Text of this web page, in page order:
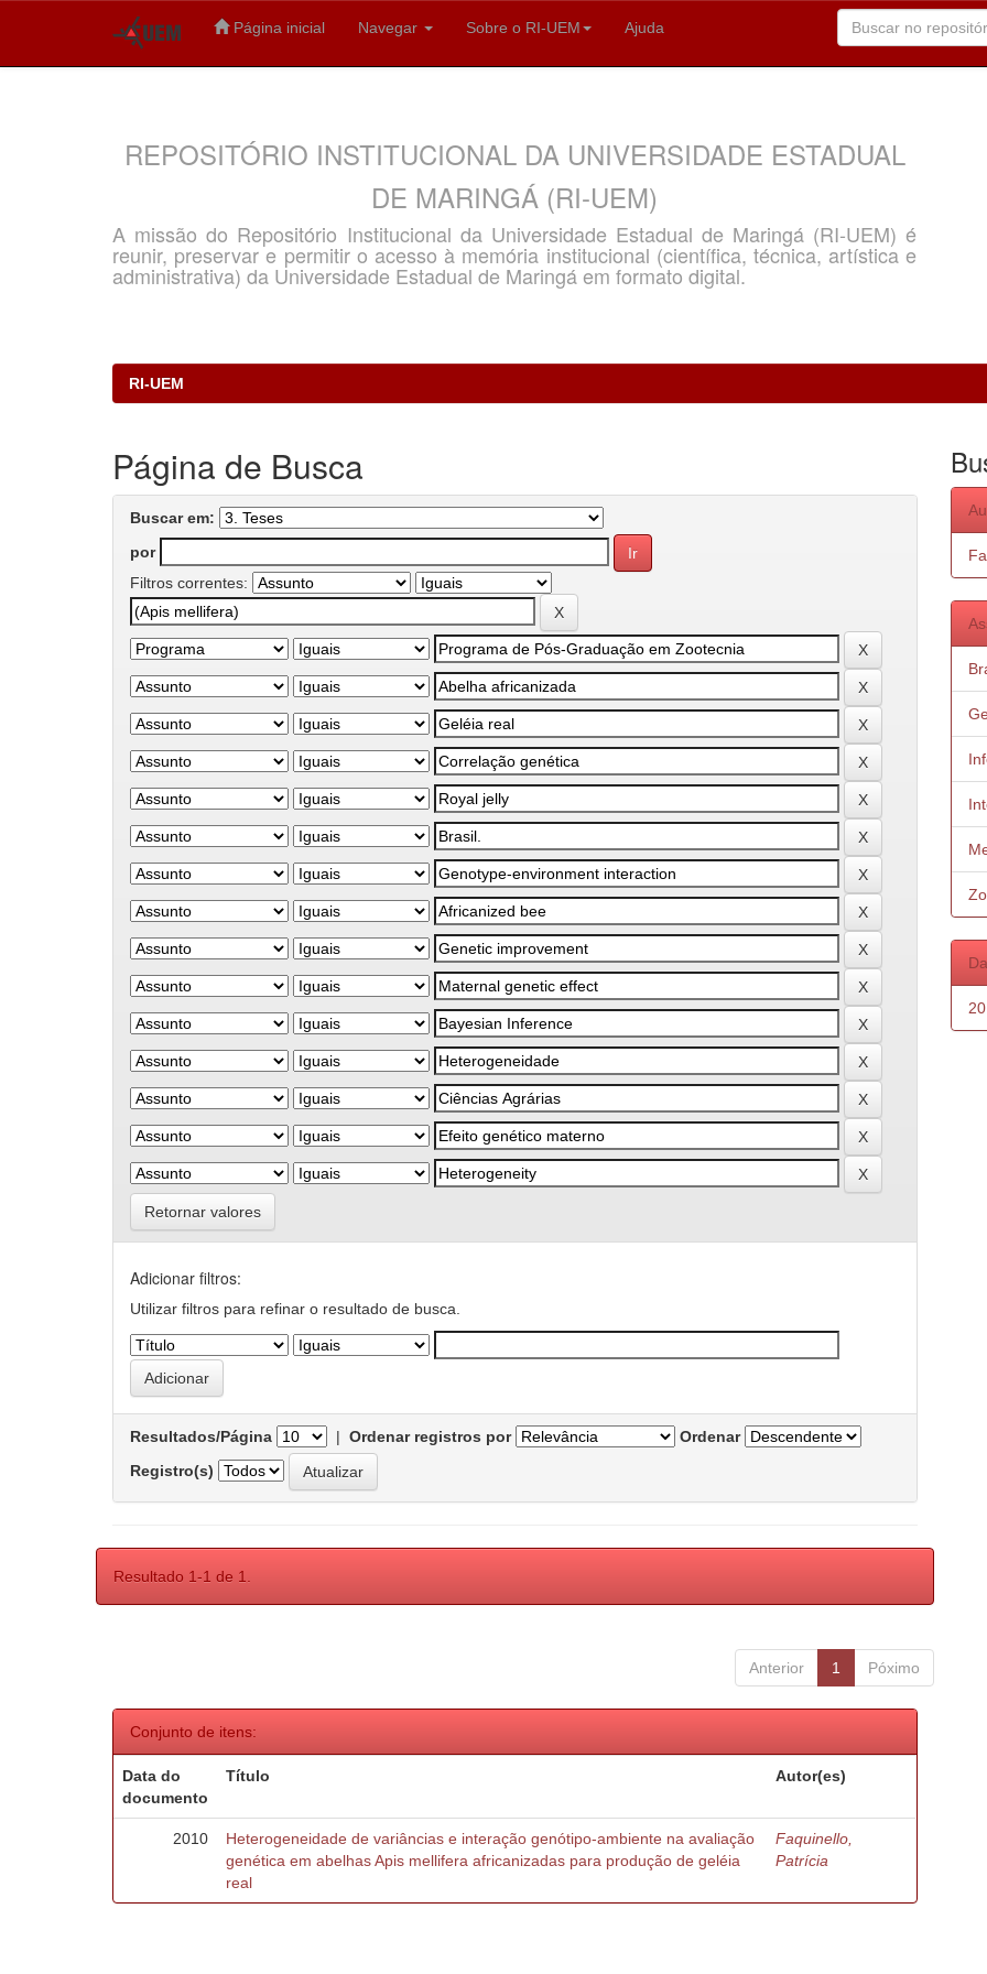
Página inicial Navegar Sobre o RI-UEM Ajuda
REPOSITÓRIO INSTITUCIONAL DA UNIVERSIDADE ESTADUAL
DE MARINGÁ (RI-UEM)
A missão do Repositório Institucional da Universidade Estadual de Maringá (RI-UEM) é
reunir, preservar e permitir o acesso à memória institucional (científica, técnica, artística e
administrativa) da Universidade Estadual de Maringá em formato digital.
RI-UEM
Página de Busca
Buscar em:
por
Filtros correntes:
Retornar valores
Adicionar filtros:
Utilizar filtros para refinar o resultado de busca.
Resultados/Página | Ordenar registros por
Ordenar
Registro(s)
Resultado 1-1 de 1.
Anterior 1 Póximo
Conjunto de itens:
Data do
documento
Título Autor(es)
2010
Heterogeneidade de variâncias e interação genótipo-ambiente na avaliação
genética em abelhas Apis mellifera africanizadas para produção de geléia
real
Faquinello,
Patrícia